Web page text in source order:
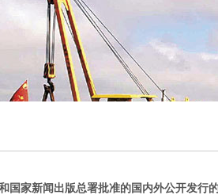
国家新闻出版总署批准的国内外公开发行